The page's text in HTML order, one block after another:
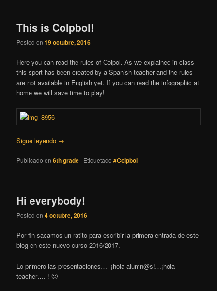
This is Colpbol!
Posted on19 octubre, 2016
Here you can read the rules of Colpol. As we explained in class
this sport has been created by a Spanish teacher and the rules
are not available in English yet. If you can read the infographic at
home we will save time to play!
Sigue leyendo →
Publicado en 6th grade | Etiquetado #Colpbol
Hi everybody!
Posted on4 octubre, 2016
Por fin sacamos un ratito para escribir la primera entrada de este
blog en este nuevo curso 2016/2017.
Lo primero las presentaciones…. ¡hola alumn@s!…¡hola
teacher…. ! 🙂